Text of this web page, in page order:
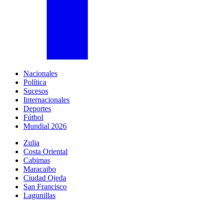
Nacionales
Política
Sucesos
Internacionales
Deportes
Fútbol
Mundial 2026
Zulia
Costa Oriental
Cabimas
Maracaibo
Ciudad Ojeda
San Francisco
Lagunillas